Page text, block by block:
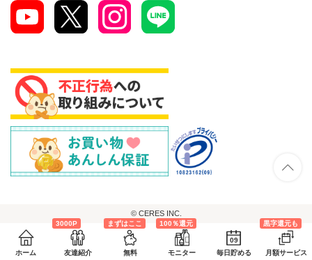
ホーム
3000P
友達紹介
まずはここ
無料
100％還元
モニター
09
毎日貯める
黒字還元も
月額サービス
© CERES INC.